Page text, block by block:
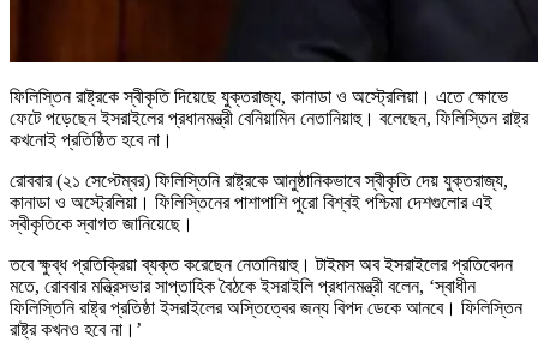
ফিলিস্তিন রাষ্ট্রকে স্বীকৃতি দিয়েছে যুক্তরাজ্য, কানাডা ও অস্ট্রেলিয়া। এতে ক্ষোভে
ফেটে পড়েছেন ইসরাইলের প্রধানমন্ত্রী বেনিয়ামিন নেতানিয়াহু। বলেছেন, ফিলিস্তিন রাষ্ট্র
কখনোই প্রতিষ্ঠিত হবে না।
রোববার (২১ সেপ্টেম্বর) ফিলিস্তিনি রাষ্ট্রকে আনুষ্ঠানিকভাবে স্বীকৃতি দেয় যুক্তরাজ্য,
কানাডা ও অস্ট্রেলিয়া। ফিলিস্তিনের পাশাপাশি পুরো বিশ্বই পশ্চিমা দেশগুলোর এই
স্বীকৃতিকে স্বাগত জানিয়েছে।
তবে ক্ষুব্ধ প্রতিক্রিয়া ব্যক্ত করেছেন নেতানিয়াহু। টাইমস অব ইসরাইলের প্রতিবেদন
মতে, রোববার মন্ত্রিসভার সাপ্তাহিক বৈঠকে ইসরাইলি প্রধানমন্ত্রী বলেন, ‘স্বাধীন
ফিলিস্তিনি রাষ্ট্র প্রতিষ্ঠা ইসরাইলের অস্তিত্বের জন্য বিপদ ডেকে আনবে। ফিলিস্তিন
রাষ্ট্র কখনও হবে না।’